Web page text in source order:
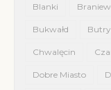
Blanki
Bukwałd
Chwalęcin
Dobre Miasto